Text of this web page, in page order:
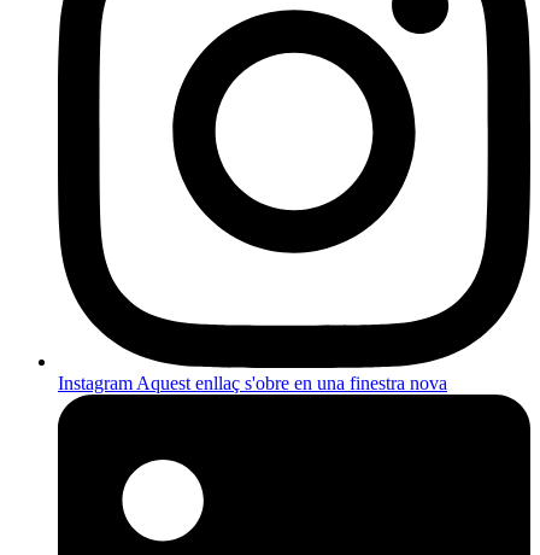
InstagramAquest enllaç s'obre en una finestra nova